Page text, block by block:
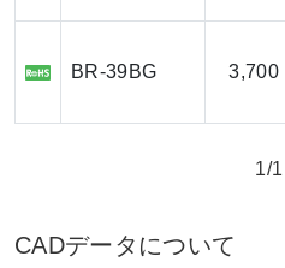
BR-39BG 3,700
1/1
CADデータについて